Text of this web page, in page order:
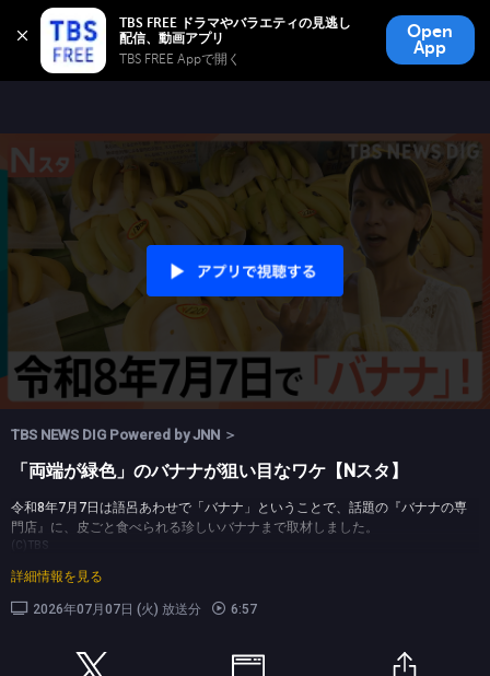
TBS FREE ドラマやバラエティの見逃し
TBS FREE Appで開く
Open
App
TBS FREE
無料見逃し配信
TBS NEWS DIG Powered by JNN ＞
「両端が緑色」のバナナが狙い目なワケ【Nスタ】
令和8年7月7日は語呂あわせで「バナナ」ということで、話題の『バナナの専
門店』に、皮ごと食べられる珍しいバナナまで取材しました。
(C)TBS
詳細情報を見る
2026年07月07日 (火) 放送分 6:57